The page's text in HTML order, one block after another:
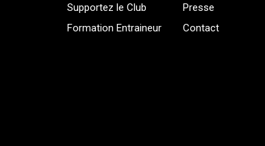
Supportez le Club
Presse
Formation Entraineur
Contact